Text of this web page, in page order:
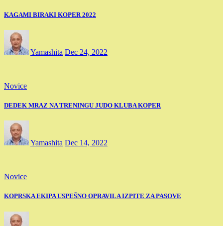
KAGAMI BIRAKI KOPER 2022
Yamashita Dec 24, 2022
Novice
DEDEK MRAZ NA TRENINGU JUDO KLUBA KOPER
Yamashita Dec 14, 2022
Novice
KOPRSKA EKIPA USPEŠNO OPRAVILA IZPITE ZA PASOVE